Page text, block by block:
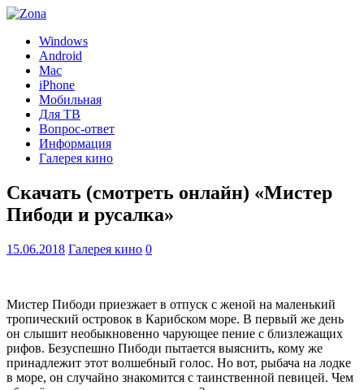
Windows
Android
Mac
iPhone
Мобильная
Для ТВ
Вопрос-ответ
Информация
Галерея кино
Скачать (смотреть онлайн) «Мистер
Пибоди и русалка»
15.06.2018 Галерея кино 0
Мистер Пибоди приезжает в отпуск с женой на маленький
тропический островок в Карибском море. В первый же день
он слышит необыкновенно чарующее пение с близлежащих
рифов. Безуспешно Пибоди пытается выяснить, кому же
принадлежит этот волшебный голос. Но вот, рыбача на лодке
в море, он случайно знакомится с таинственной певицей. Чем